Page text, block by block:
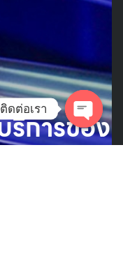
ติดต่อเรา